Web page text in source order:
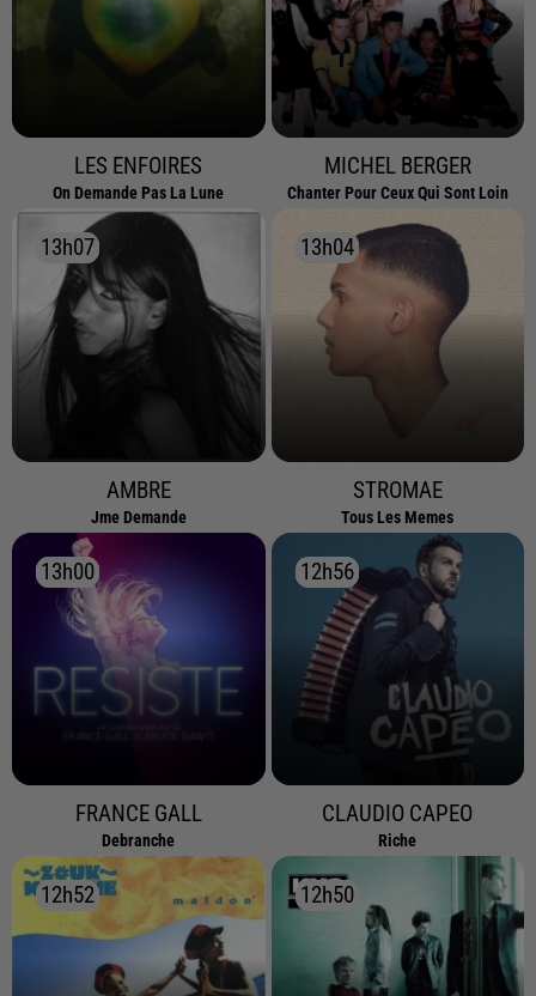
LES ENFOIRES
On Demande Pas La Lune
MICHEL BERGER
Chanter Pour Ceux Qui Sont Loin
13h07
13h07
AMBRE
Jme Demande
13h04
13h04
STROMAE
Tous Les Memes
13h00
13h00
FRANCE GALL
Debranche
12h56
12h56
CLAUDIO CAPEO
Riche
12h52
12h52 12h50
12h50